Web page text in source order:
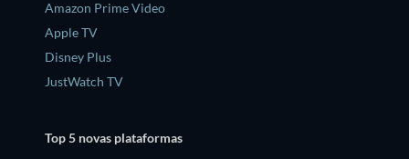
Amazon Prime Video
Apple TV
Disney Plus
JustWatch TV
Top 5 novas plataformas